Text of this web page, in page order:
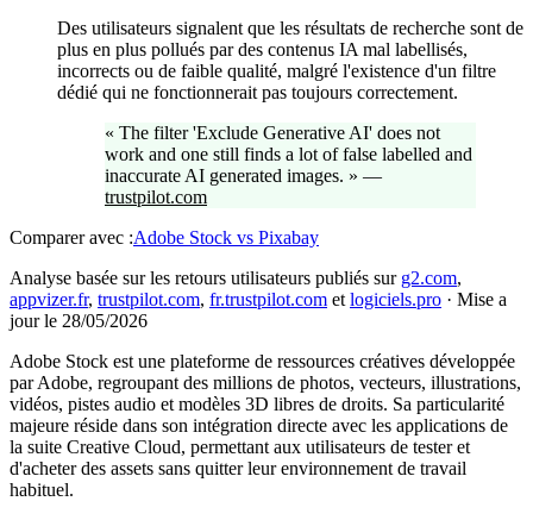
Des utilisateurs signalent que les résultats de recherche sont de
plus en plus pollués par des contenus IA mal labellisés,
incorrects ou de faible qualité, malgré l'existence d'un filtre
dédié qui ne fonctionnerait pas toujours correctement.
« The filter 'Exclude Generative AI' does not
work and one still finds a lot of false labelled and
inaccurate AI generated images. » —
trustpilot.com
Comparer avec :Adobe Stock vs Pixabay
Analyse basée sur les retours utilisateurs publiés sur g2.com,
appvizer.fr, trustpilot.com, fr.trustpilot.com et logiciels.pro · Mise a
jour le 28/05/2026
Adobe Stock est une plateforme de ressources créatives développée
par Adobe, regroupant des millions de photos, vecteurs, illustrations,
vidéos, pistes audio et modèles 3D libres de droits. Sa particularité
majeure réside dans son intégration directe avec les applications de
la suite Creative Cloud, permettant aux utilisateurs de tester et
d'acheter des assets sans quitter leur environnement de travail
habituel.